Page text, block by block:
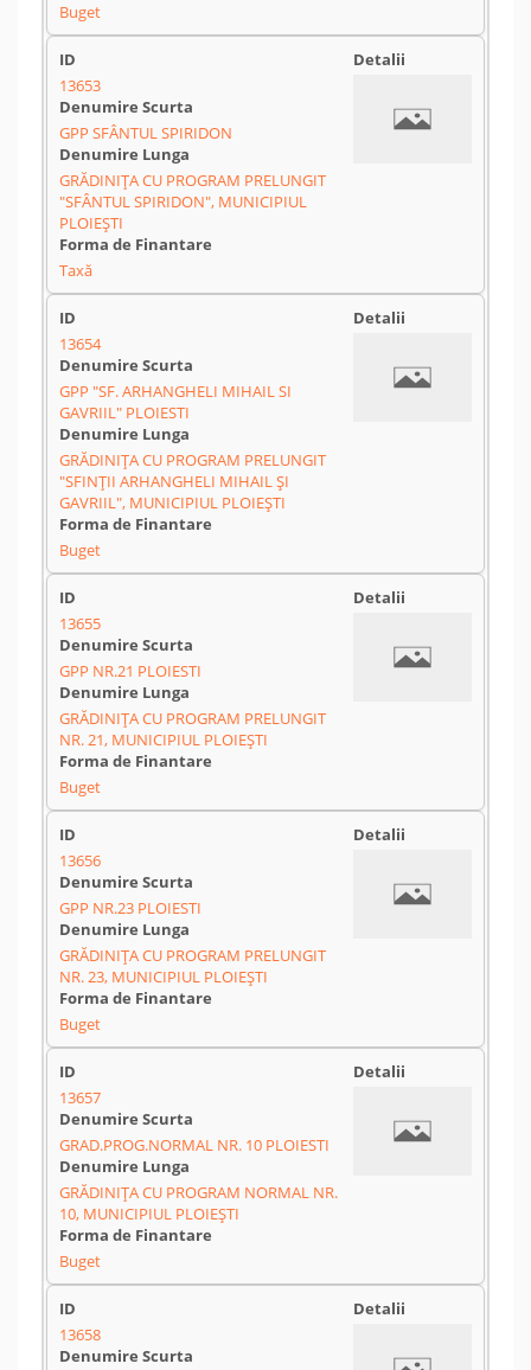
Buget
13653
GPP SFÂNTUL SPIRIDON
GRĂDINIȚA CU PROGRAM PRELUNGIT
"SFÂNTUL SPIRIDON", MUNICIPIUL
PLOIEȘTI
Taxă
13654
GPP "SF. ARHANGHELI MIHAIL SI
GAVRIIL" PLOIESTI
GRĂDINIȚA CU PROGRAM PRELUNGIT
"SFINȚII ARHANGHELI MIHAIL ȘI
GAVRIIL", MUNICIPIUL PLOIEȘTI
Buget
13655
GPP NR.21 PLOIESTI
GRĂDINIȚA CU PROGRAM PRELUNGIT
NR. 21, MUNICIPIUL PLOIEȘTI
Buget
13656
GPP NR.23 PLOIESTI
GRĂDINIȚA CU PROGRAM PRELUNGIT
NR. 23, MUNICIPIUL PLOIEȘTI
Buget
13657
GRAD.PROG.NORMAL NR. 10 PLOIESTI
GRĂDINIȚA CU PROGRAM NORMAL NR.
10, MUNICIPIUL PLOIEȘTI
Buget
13658